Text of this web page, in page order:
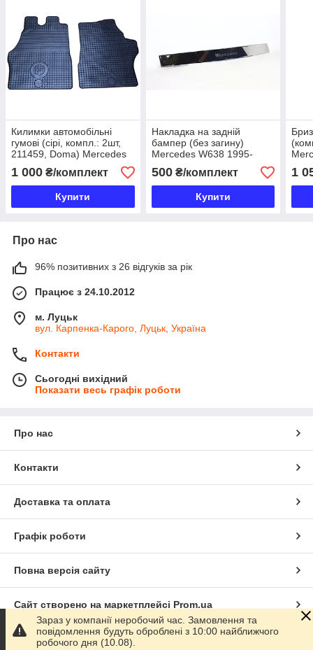
Килимки автомобільні
гумові (сірі, компл.: 2шт,
211459, Doma) Mercedes
Vito W638 1995-2003
1 000 ₴/комплект
Купити
Накладка на задній
бампер (без загину)
Mercedes W638 1995-
2003
500₴/комплект
Купити
1
Про нас
96% позитивних з 26 відгуків за рік
Працює з 24.10.2012
м. Луцьк
вул. Карпенка-Карого, Луцьк, Україна
Контакти
Сьогодні вихідний
Показати весь графік роботи
Про нас
Контакти
Доставка та оплата
Графік роботи
Повна версія сайту
Сайт створено на маркетплейсі Prom.ua
Політика конфіденційності
Зараз у компанії неробочий час. Замовлення та
повідомлення будуть оброблені з 10:00 найближчого
робочого дня (10.08).